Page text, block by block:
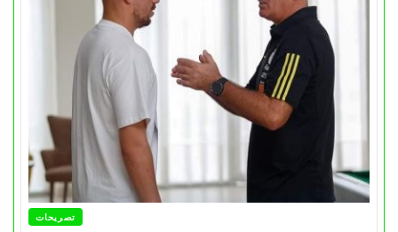
تصريحات